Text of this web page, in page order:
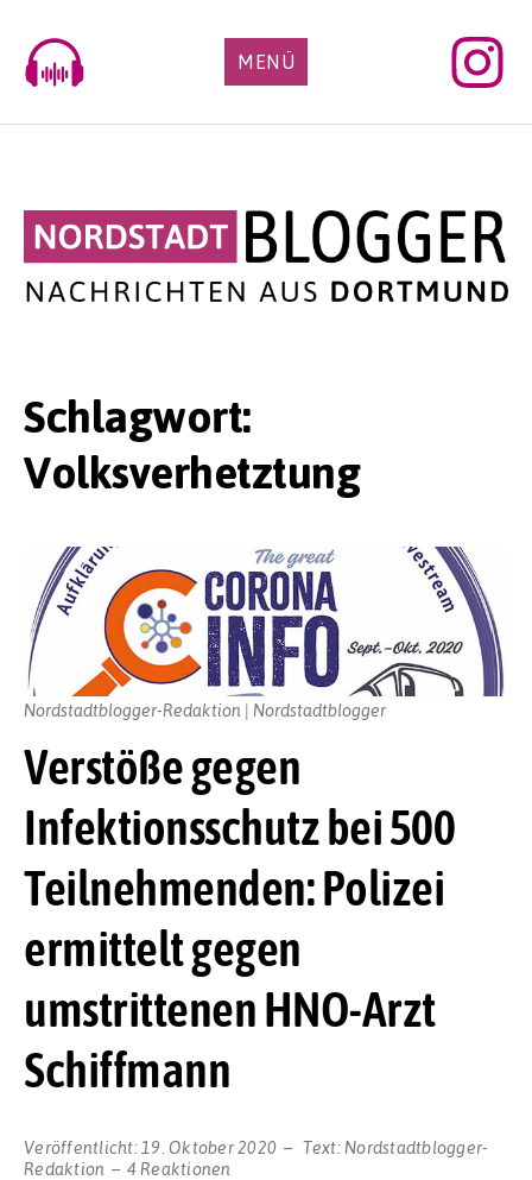
content
MENÜ
Schlagwort:
Volksverhetztung
Verstöße gegen
Infektionsschutz bei 500
Teilnehmenden: Polizei
ermittelt gegen
umstrittenen HNO-Arzt
Schiffmann
Veröffentlicht: 19. Oktober 2020 Text: Nordstadtblogger-
Redaktion
4 Reaktionen
Nordstadtblogger-Redaktion | Nordstadtblogger